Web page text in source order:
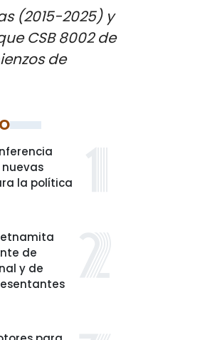
(2015-2025) y
CSB 8002 de
de
la política
de
y de